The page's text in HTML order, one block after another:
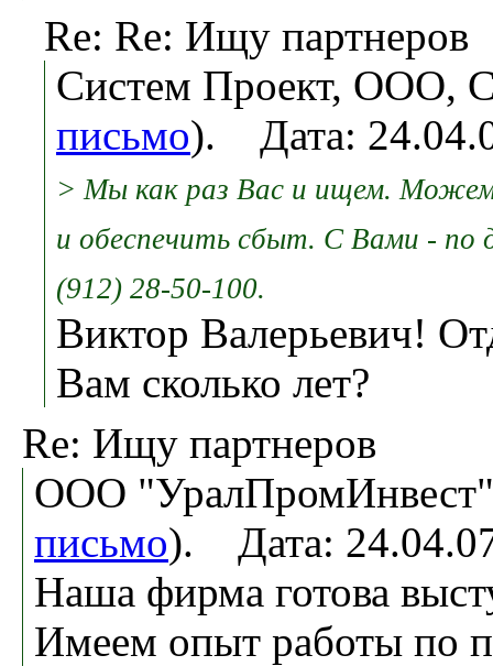
Re: Re: Ищу партнеров
Систем Проект, ООО,
письмо). Дата:
> Мы как раз Вас и ищем. Можем
и обеспечить сбыт. С Вами - по
(912) 28-50-100.
Виктор Валерьевич!
Вам сколько лет?
Re: Ищу партнеров
ООО
письмо). Дата:
Наша фирма готова
Имеем опыт работы по